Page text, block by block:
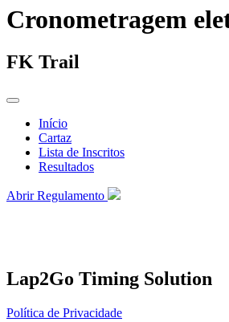
Cronometragem
FK Trail
Início
Cartaz
Lista de Inscritos
Resultados
Abrir Regulamento
Lap2Go Timing Solution
Política de Privacidade